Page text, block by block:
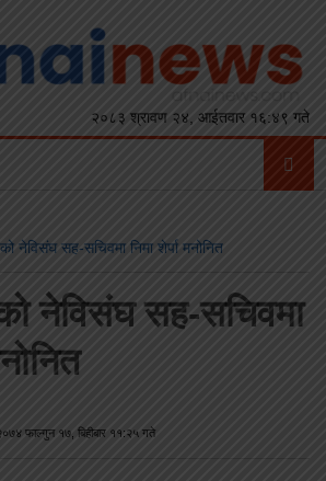
२०८३ श्रावण २४, आईतवार १६:४९ गते
नेविसंघ सह-सचिवमा निमा शेर्पा मनोनित
नेविसंघ सह-सचिवमा
फाल्गुन १७, बिहीबार ११:२५ गते